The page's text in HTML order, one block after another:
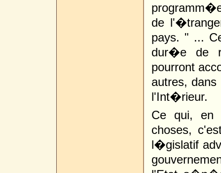
de
pays. " ...
dur�e de
pourront
autres,
l'Int�rieur.
Ce qui, en
choses,
l�gislatif